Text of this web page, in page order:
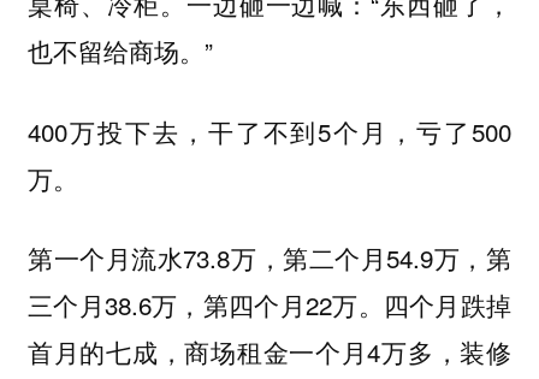
也不留给商场。”
400万投下去，干了不到5个月，亏了500
万。
第一个月流水73.8万，第二个月54.9万，第
三个月38.6万，第四个月22万。四个月跌掉
首月的七成，商场租金一个月4万多，装修